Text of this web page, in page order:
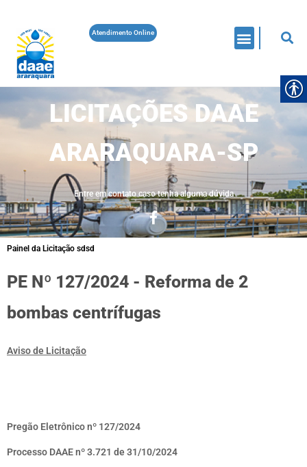
Atendimento Online
LICITAÇÕES DAAE
ARARAQUARA-SP
Entre em contato caso tenha alguma dúvida
Painel da Licitação sdsd
PE Nº 127/2024 - Reforma de 2
bombas centrífugas
Aviso de Licitação
Pregão Eletrônico nº 127/2024
Processo DAAE nº 3.721 de 31/10/2024